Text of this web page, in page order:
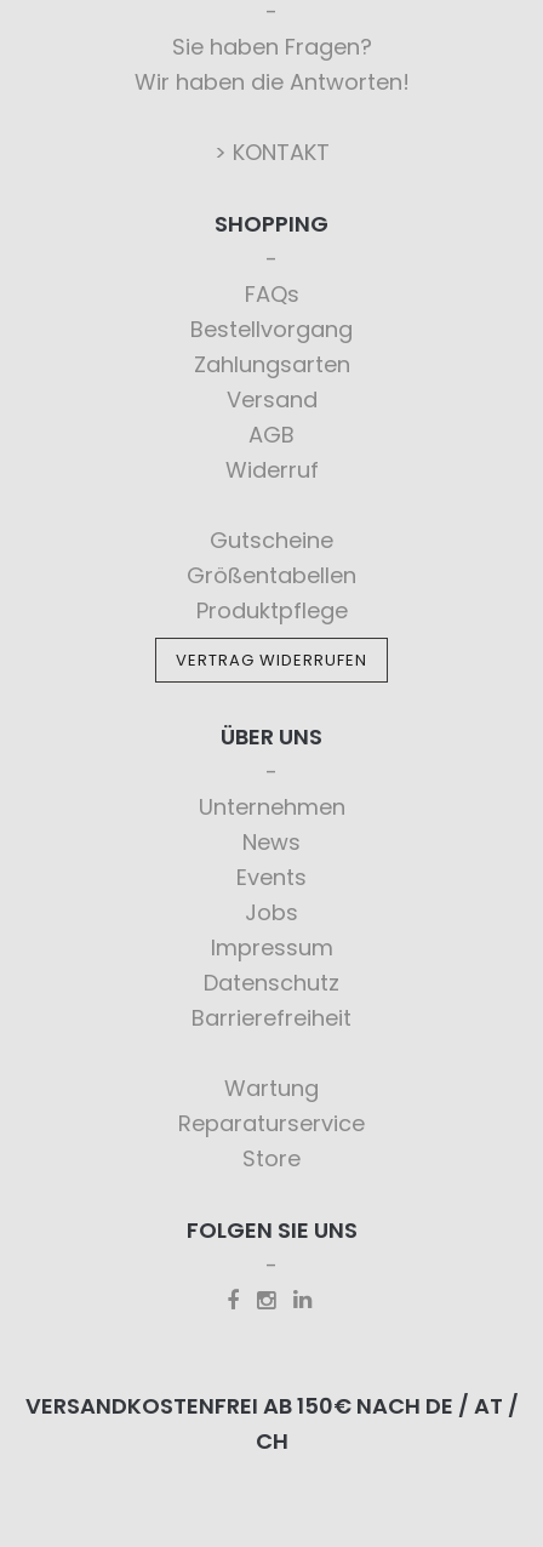
Sie haben Fragen?
Wir haben die Antworten!
> KONTAKT
SHOPPING
FAQs
Bestellvorgang
Zahlungsarten
Versand
AGB
Widerruf
Gutscheine
Größentabellen
Produktpflege
VERTRAG WIDERRUFEN
ÜBER UNS
Unternehmen
News
Events
Jobs
Impressum
Datenschutz
Barrierefreiheit
Wartung
Reparaturservice
Store
FOLGEN SIE UNS
VERSANDKOSTENFREI AB 150€ NACH DE / AT /
CH